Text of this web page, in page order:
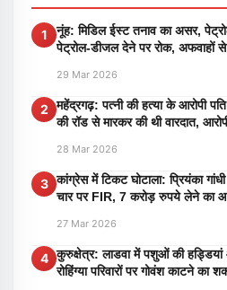
1
नूंह: मिडिल ईस्ट तनाव का असर,
पेट्रोल-डीजल देने पर रोक, अफवाहों
29 Mar 2026
2
महेंद्रगढ़: पत्नी की हत्या के आरोपी
की रॉड से मारकर की थी वारदात,
28 Mar 2026
3 कांग्रेस में टिकट घोटाला: प्रियंका
चार पर FIR, 7 करोड़ रुपये लेने का
27 Mar 2026
4 कुरुक्षेत्र: लाडवा में पशुओं की
रोहिंग्या परिवारों पर गोवंश काटने का